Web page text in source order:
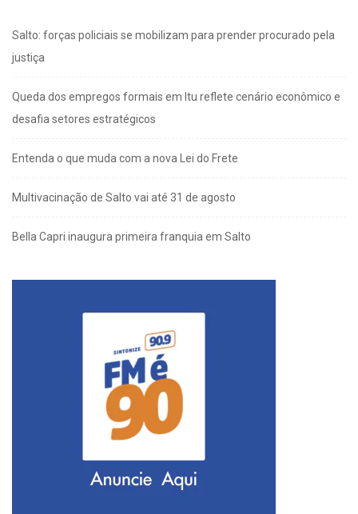
Salto: forças policiais se mobilizam para prender procurado pela
justiça
Queda dos empregos formais em Itu reflete cenário econômico e
desafia setores estratégicos
Entenda o que muda com a nova Lei do Frete
Multivacinação de Salto vai até 31 de agosto
Bella Capri inaugura primeira franquia em Salto